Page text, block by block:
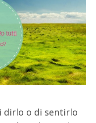
dirlo o di sentirlo